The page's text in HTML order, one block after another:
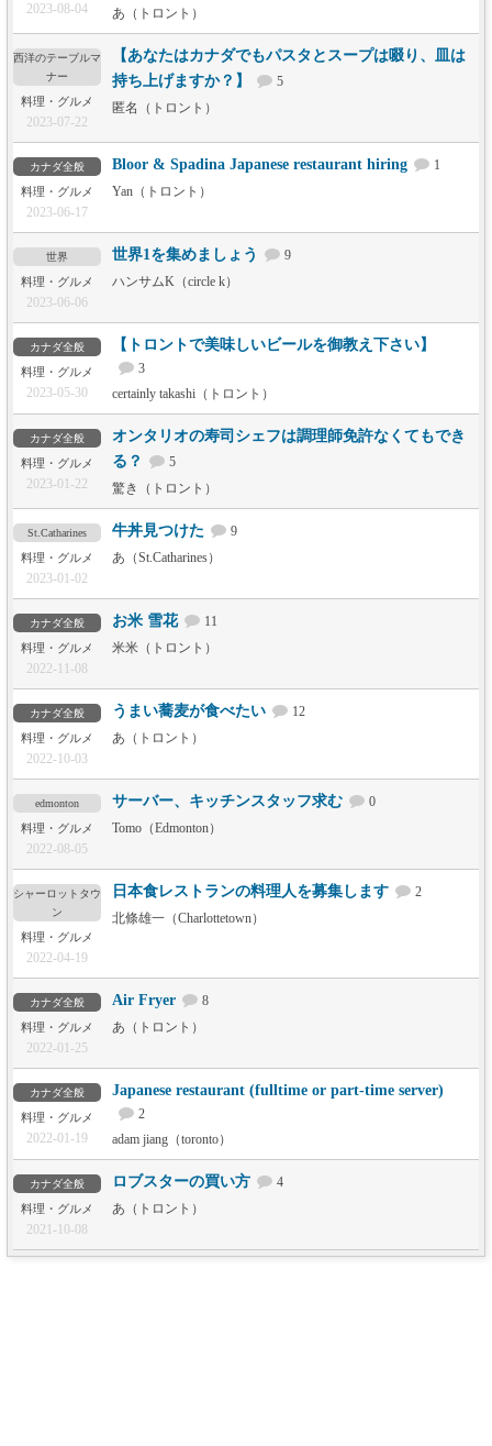
2023-08-04
あ（トロント）
西洋のテーブルマ
ナー
料理・グルメ
2023-07-22
【あなたはカナダでもパスタとスープは啜り、皿は
持ち上げますか？】
5
匿名（トロント）
カナダ全般
料理・グルメ
2023-06-17
Bloor & Spadina Japanese restaurant hiring
1
Yan（トロント）
世界
料理・グルメ
2023-06-06
世界1を集めましょう
9
ハンサムK（circle k）
カナダ全般
料理・グルメ
2023-05-30
【トロントで美味しいビールを御教え下さい】
3
certainly takashi（トロント）
カナダ全般
料理・グルメ
2023-01-22
オンタリオの寿司シェフは調理師免許なくてもでき
る？
5
驚き（トロント）
St.Catharines
料理・グルメ
2023-01-02
牛丼見つけた
9
あ（St.Catharines）
カナダ全般
料理・グルメ
2022-11-08
お米 雪花
11
米米（トロント）
カナダ全般
料理・グルメ
2022-10-03
うまい蕎麦が食べたい
12
あ（トロント）
edmonton
料理・グルメ
2022-08-05
サーバー、キッチンスタッフ求む
0
Tomo（Edmonton）
シャーロットタウ
ン
料理・グルメ
2022-04-19
日本食レストランの料理人を募集します
2
北條雄一（Charlottetown）
カナダ全般
料理・グルメ
2022-01-25
Air Fryer
8
あ（トロント）
カナダ全般
料理・グルメ
2022-01-19
Japanese restaurant (fulltime or part-time server)
2
adam jiang（toronto）
カナダ全般
料理・グルメ
2021-10-08
ロブスターの買い方
4
あ（トロント）